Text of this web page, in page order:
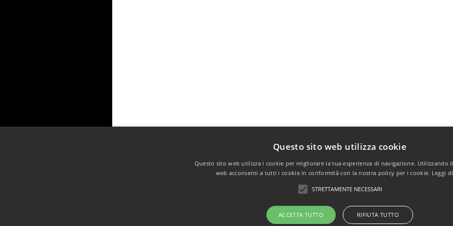
Questo sito web utilizza cookie
Questo sito web utilizza i cookie per migliorare la tua esperienza di navigazione. Utilizzando
web acconsenti a tutti i cookie in conformità con la nostra policy per i cookie. Leggi
STRETTAMENTE NECESSARI
ACCETTA TUTTO RIFIUTA TUTTO